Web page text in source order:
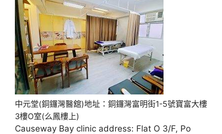
中元堂(銅鑼灣醫舘)地址：銅鑼灣富明街1-5號寶富大樓
3樓O室(么鳳樓上)
Causeway Bay clinic address: Flat O 3/F, Po